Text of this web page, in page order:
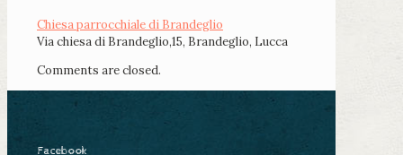
Chiesa parrocchiale di Brandeglio
Via chiesa di Brandeglio,15, Brandeglio, Lucca
Comments are closed.
Facebook